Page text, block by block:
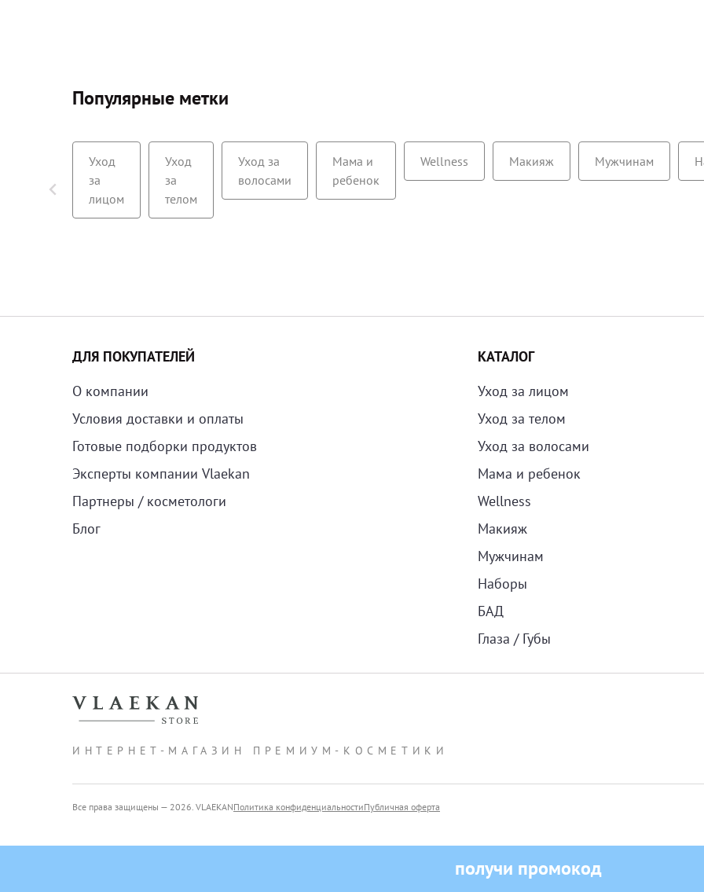
Цена по возрастанию
Цена по убыванию
Бестселлеры
Популярные метки
Уход
за
лицом
Уход
за
телом
Уход за
волосами
Мама и
ребенок
Wellness Макияж Мужчинам
ДЛЯ ПОКУПАТЕЛЕЙ
О компании
Условия доставки и оплаты
Готовые подборки продуктов
Эксперты компании Vlaekan
Партнеры / косметологи
Блог
КАТАЛОГ
Уход за лицом
Уход за телом
Уход за волосами
Мама и ребенок
Wellness
Макияж
Мужчинам
Наборы
БАД
Глаза / Губы
ИНТЕРНЕТ-МАГАЗИН ПРЕМИУМ-КОСМЕТИКИ
Все права защищены — 2026. VLAEKANПолитика конфиденциальностиПубличная оферта
получи промокод